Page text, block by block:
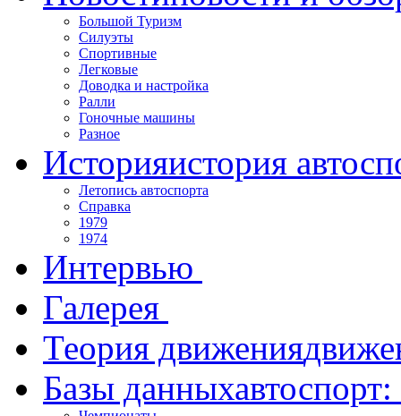
Большой Туризм
Силуэты
Спортивные
Легковые
Доводка и настройка
Ралли
Гоночные машины
Разное
Историяистория
Летопись автоспорта
Справка
1979
1974
Интервью
Галерея
Теория движения
Базы данных